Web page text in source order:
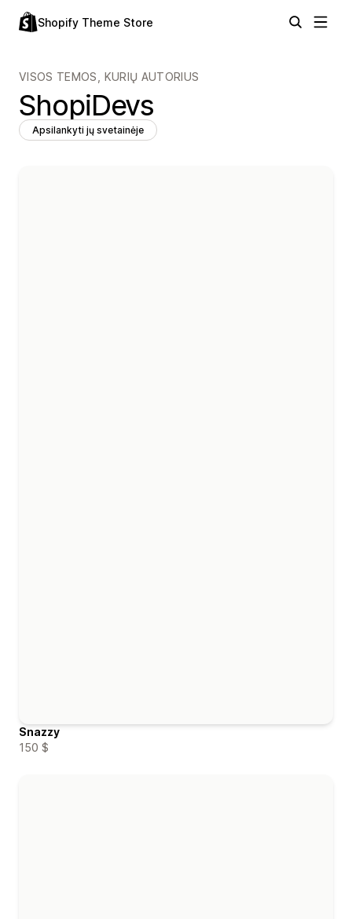
Shopify Theme Store
VISOS TEMOS, KURIŲ AUTORIUS
ShopiDevs
Apsilankyti jų svetainėje
Snazzy
150 $